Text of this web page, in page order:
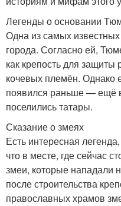
Легенды о основании
Одна из самых
города. Согласно ей,
как крепость для защиты
кочевых племён. Однако
появился раньше — ещё
поселились татары.
Сказание о змеях
Есть интересная
что в месте, где сейчас
змеи, которые нападали
после строительства
православных храмов